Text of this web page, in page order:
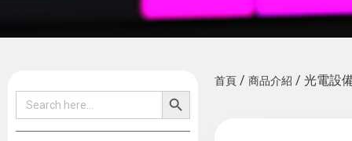
Search
for:
SEARCH BUTTON
首頁/ 商品介紹 / 光電設